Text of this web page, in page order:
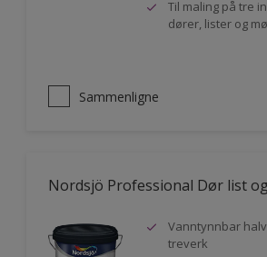
Til maling på tre
dører, lister og
Sammenligne
Nordsjö Professional Dør list
Vanntynnbar
treverk